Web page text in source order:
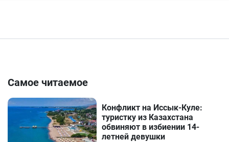
Самое читаемое
Конфликт на Иссык-Куле:
туристку из Казахстана
обвиняют в избиении 14-
летней девушки